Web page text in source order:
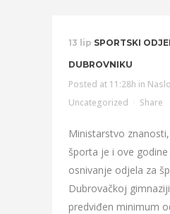
13 lip SPORTSKI
DUBROVNIKU
Posted at 11:28h in
Uncategorized
Share
Ministarstvo
športa je i ove
osnivanje odjela za
Dubrovačkoj
predviđen minimum